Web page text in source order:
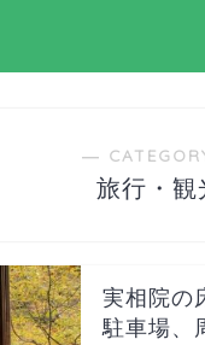
―
旅行・観
実相院の
駐車場、